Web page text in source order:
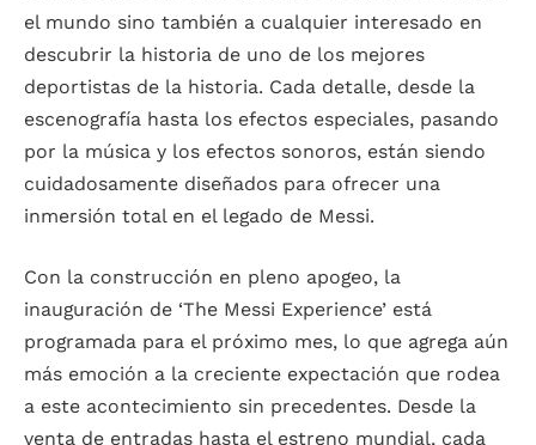
el mundo sino también a cualquier interesado en
descubrir la historia de uno de los mejores
deportistas de la historia. Cada detalle, desde la
escenografía hasta los efectos especiales, pasando
por la música y los efectos sonoros, están siendo
cuidadosamente diseñados para ofrecer una
inmersión total en el legado de Messi.
Con la construcción en pleno apogeo, la
inauguración de ‘The Messi Experience’ está
programada para el próximo mes, lo que agrega aún
más emoción a la creciente expectación que rodea
a este acontecimiento sin precedentes. Desde la
venta de entradas hasta el estreno mundial, cada